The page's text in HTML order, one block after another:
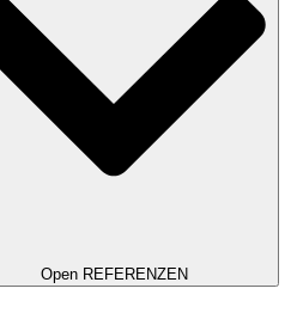
Open REFERENZEN